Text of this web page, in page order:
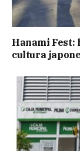
Hanami Fest:
cultura